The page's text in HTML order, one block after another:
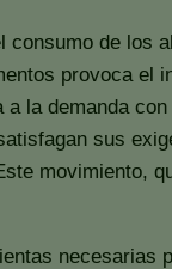
de los
provoca el
la demanda
sus
movimiento,